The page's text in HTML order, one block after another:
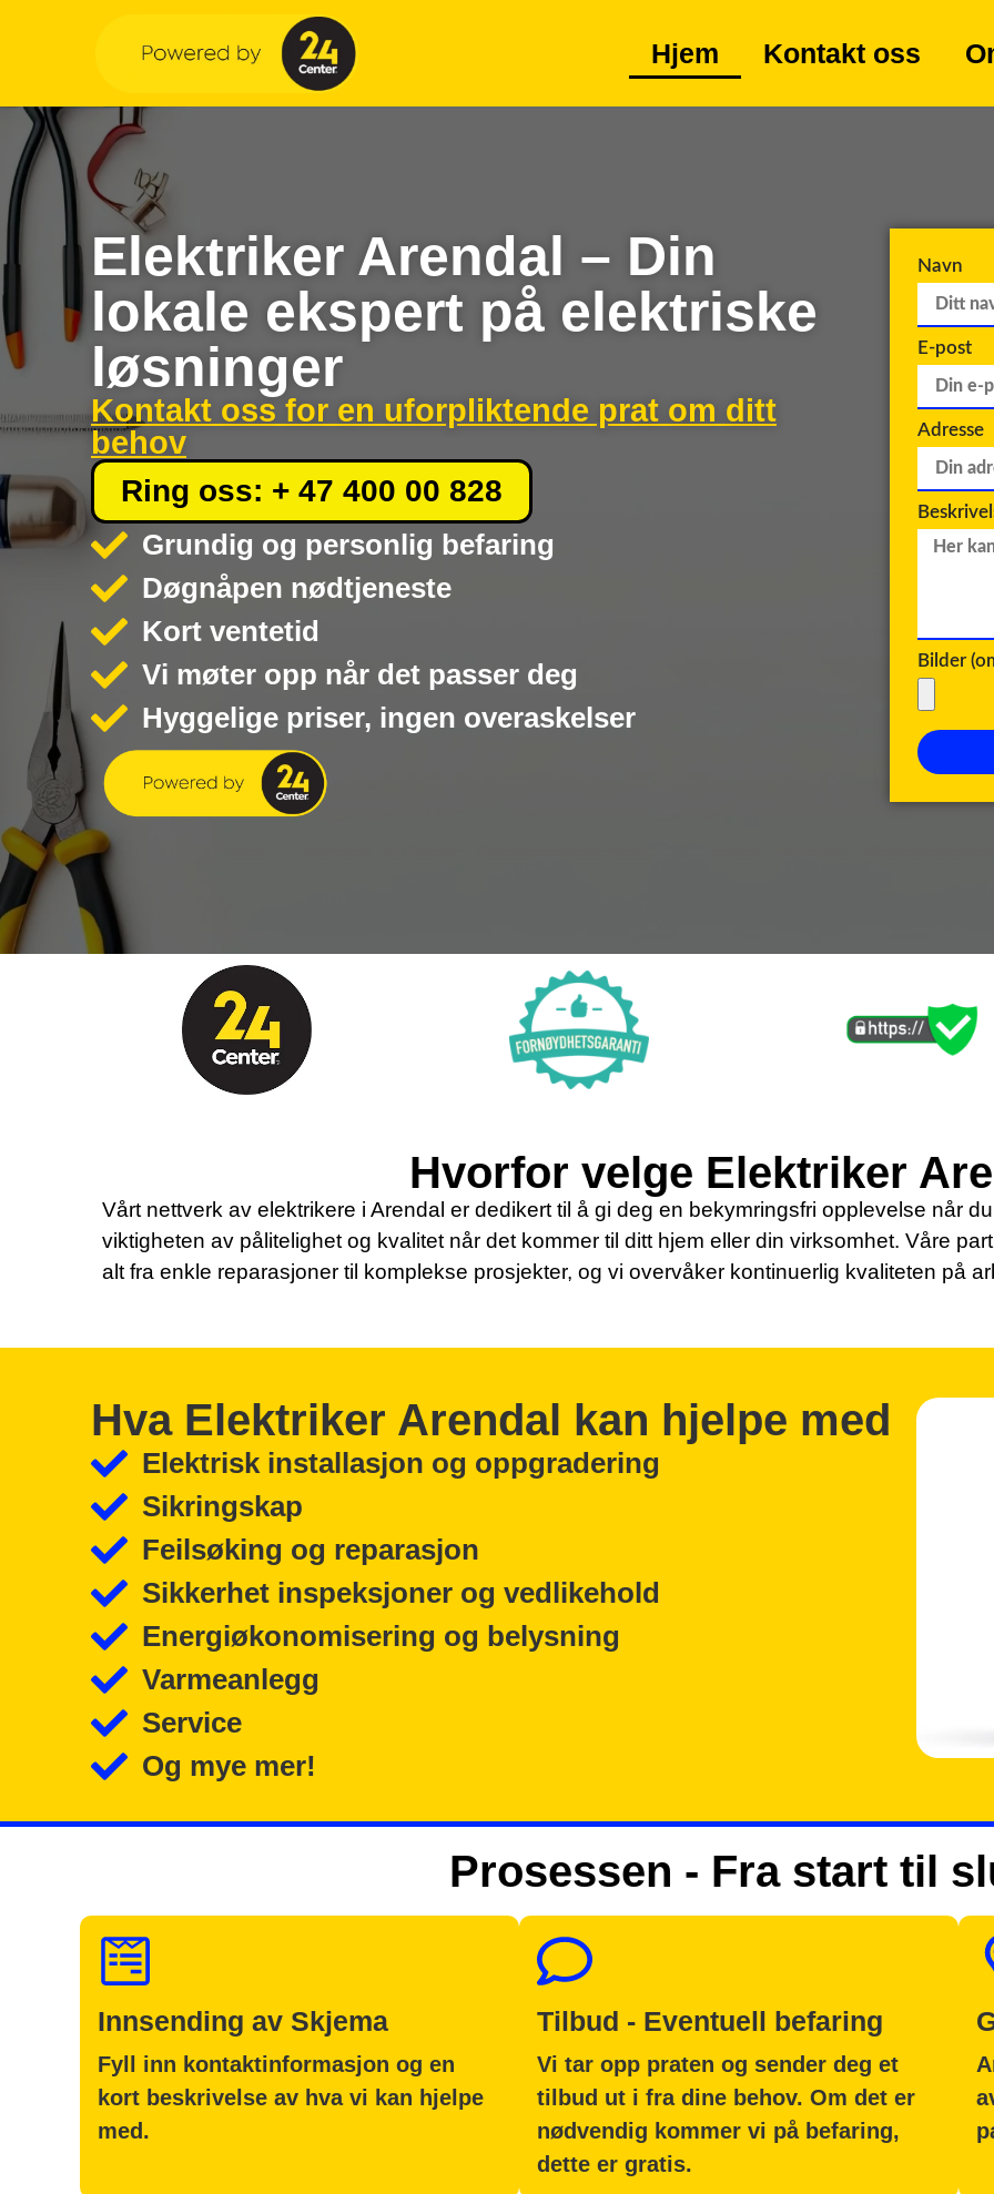
Hjem Kontakt oss
Elektriker Arendal – Din
lokale ekspert på elektriske
løsninger
Kontakt oss for en uforpliktende prat om ditt
behov
Ring oss: + 47 400 00 828
Grundig og personlig befaring
Døgnåpen nødtjeneste
Kort ventetid
Vi møter opp når det passer deg
Hyggelige priser, ingen overaskelser
Navn
E-post
Adresse
Bilder
Hvorfor velge Elektriker
Vårt nettverk av elektrikere i Arendal er dedikert til å gi deg en bekymringsfri opplevelse når
viktigheten av pålitelighet og kvalitet når det kommer til ditt hjem eller din virksomhet. Våre
alt fra enkle reparasjoner til komplekse prosjekter, og vi overvåker kontinuerlig kvaliteten på
Hva Elektriker Arendal kan hjelpe med
Elektrisk installasjon og oppgradering
Sikringskap
Feilsøking og reparasjon
Sikkerhet inspeksjoner og vedlikehold
Energiøkonomisering og belysning
Varmeanlegg
Service
Og mye mer!
Prosessen - Fra start til
Innsending av Skjema
Fyll inn kontaktinformasjon og en
kort beskrivelse av hva vi kan hjelpe
med.
Tilbud - Eventuell befaring
Vi tar opp praten og sender deg et
tilbud ut i fra dine behov. Om det er
nødvendig kommer vi på befaring,
dette er gratis.